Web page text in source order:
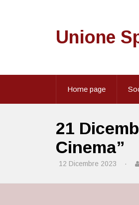
Unione
Home page
21
Cinema”
12 Dicembre 2023 ·